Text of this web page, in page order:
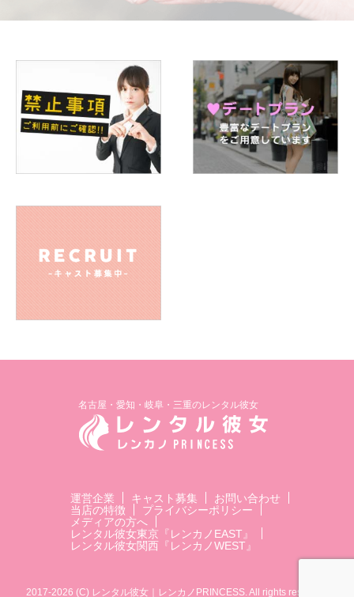
名古屋・愛知・岐阜・三重のレンタル彼女
運営企業 キャスト募集
お問い合わせ
当店の特徴
プライバシーポリシー
メディアの方へ
レンタル彼女東京『レンカノEAST』
レンタル彼女関西『レンカノWEST』
2017-2026 (C) レンタル彼女｜レンカノPRINCESS. All rights reserved.